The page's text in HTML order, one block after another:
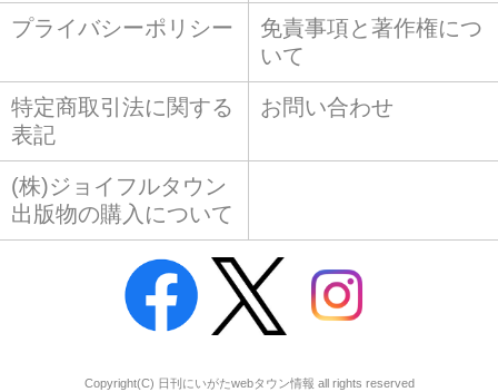
プライバシーポリシー
免責事項と著作権につ
いて
特定商取引法に関する
表記
お問い合わせ
(株)ジョイフルタウン
出版物の購入について
Copyright(C) 日刊にいがたwebタウン情報 all rights reserved